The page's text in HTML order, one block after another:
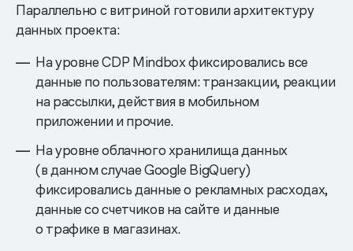
Параллельно с витриной готовили архитектуру
данных проекта:
На уровне CDP Mindbox фиксировались все
данные по пользователям: транзакции, реакции
на рассылки, действия в мобильном
приложении и прочие.
На уровне облачного хранилища данных
(в данном случае Google BigQuery)
фиксировались данные о рекламных расходах,
данные со счетчиков на сайте и данные
о трафике в магазинах.